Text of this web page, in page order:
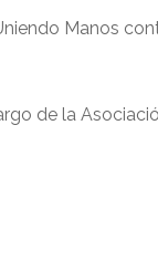
Manos
de la